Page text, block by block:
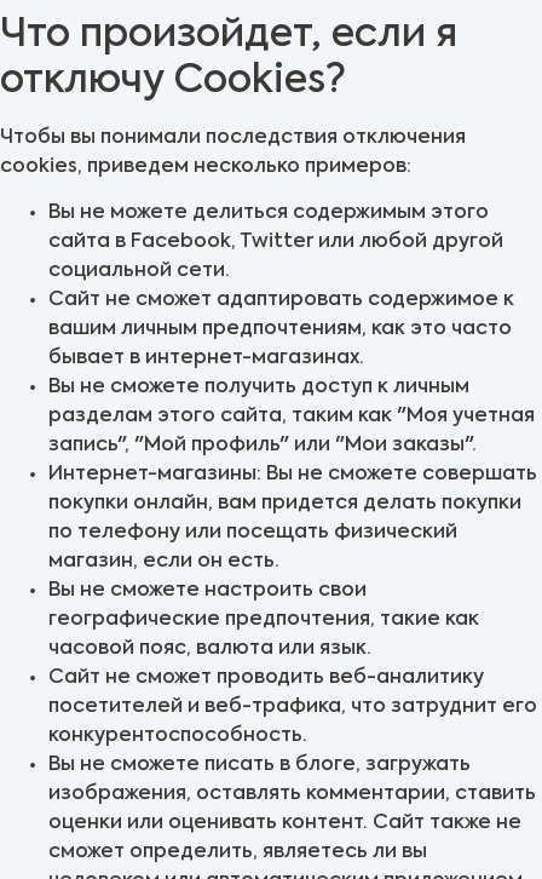
Что произойдет, если я
отключу Cookies?
Чтобы вы понимали последствия отключения
cookies, приведем несколько примеров:
Вы не можете делиться содержимым этого
сайта в Facebook, Twitter или любой другой
социальной сети.
Сайт не сможет адаптировать содержимое к
вашим личным предпочтениям, как это часто
бывает в интернет-магазинах.
Вы не сможете получить доступ к личным
разделам этого сайта, таким как "Моя учетная
запись", "Мой профиль" или "Мои заказы".
Интернет-магазины: Вы не сможете совершать
покупки онлайн, вам придется делать покупки
по телефону или посещать физический
магазин, если он есть.
Вы не сможете настроить свои
географические предпочтения, такие как
часовой пояс, валюта или язык.
Сайт не сможет проводить веб-аналитику
посетителей и веб-трафика, что затруднит его
конкурентоспособность.
Вы не сможете писать в блоге, загружать
изображения, оставлять комментарии, ставить
оценки или оценивать контент. Сайт также не
сможет определить, являетесь ли вы